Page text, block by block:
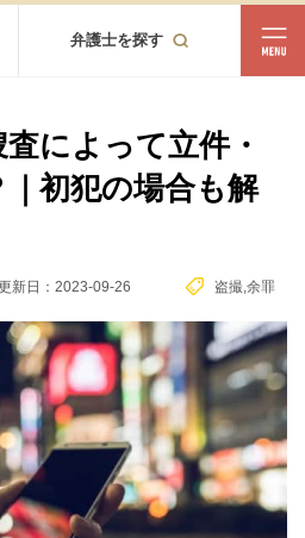
弁護士を探す
井 山梨 長野
玉 千葉 東京 神奈川
重
によって立件・
初犯の場合も解
新日：2023-09-26 盗撮 余罪